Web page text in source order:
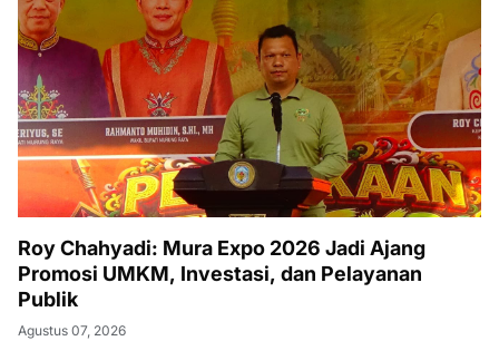
Roy Chahyadi: Mura Expo 2026 Jadi Ajang
Promosi UMKM, Investasi, dan Pelayanan
Publik
Agustus 07, 2026